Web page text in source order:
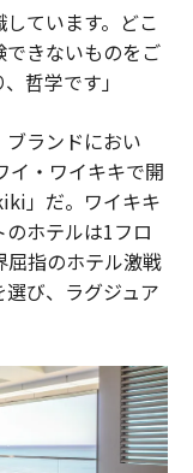
しています。どこ
きないものをご
哲学です」
ランドにおい
イ・ワイキキで開
」だ。ワイキキ
ホテルは1フロ
屈指のホテル激戦
び、ラグジュア